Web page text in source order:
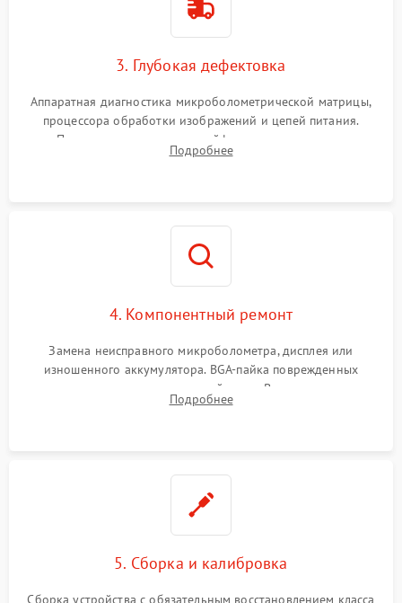
3. Глубокая дефектовка
Аппаратная диагностика микроболометрической матрицы,
процессора обработки изображений и цепей питания.
Проверка целостности шлейфов, модуля памяти и
интерфейсов связи. Выявление сгоревших SMD-компонентов
Подробнее
4. Компонентный ремонт
Замена неисправного микроболометра, дисплея или
изношенного аккумулятора. BGA-пайка поврежденных
контроллеров на материнской плате. Восстановление
разъемов и кнопок, замена поврежденных элементов
Подробнее
5. Сборка и калибровка
Сборка устройства с обязательным восстановлением класса